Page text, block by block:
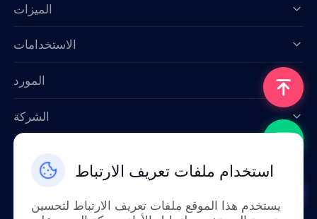
استخدام ملفات تعريف الارتباط
يستخدم هذا الموقع ملفات تعريف الارتباط لتحسين
الميزات
الاستخدامات
المورد
الشركة
Email: support@smartproxy.org